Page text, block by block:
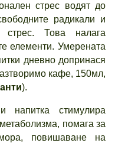
стрес водят до
радикали и
стрес. Това налага
елементи. Умерената
дневно допринася
кафе, 150мл,
).
напитка стимулира
помага за
повишаване на